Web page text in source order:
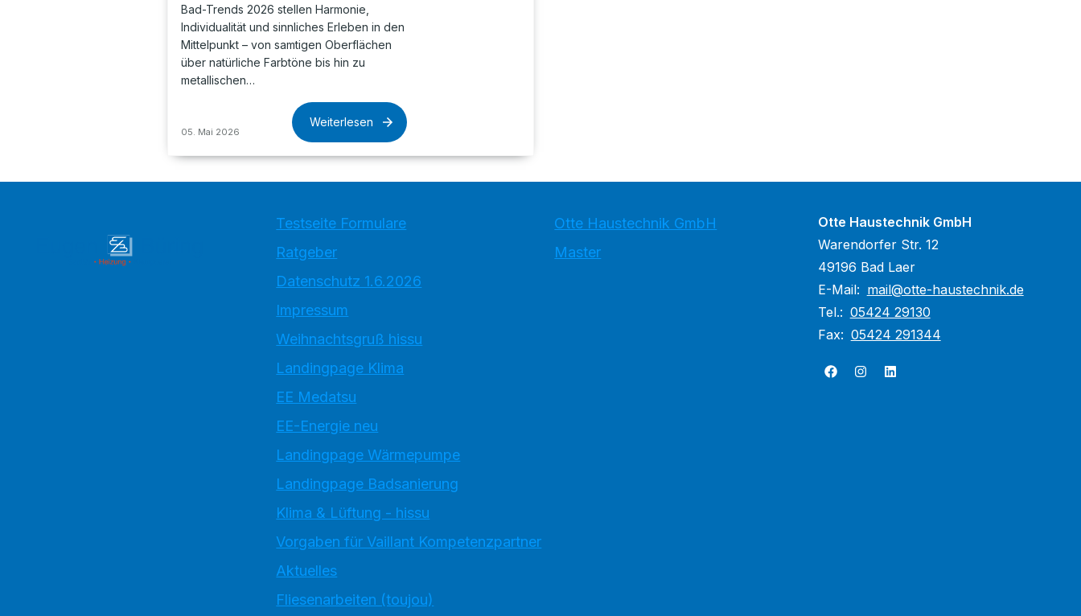
Bad-Trends 2026 stellen Harmonie,
Individualität und sinnliches Erleben in den
Mittelpunkt – von samtigen Oberflächen
über natürliche Farbtöne bis hin zu
metallischen…
05. Mai 2026
Weiterlesen
Testseite Formulare
Ratgeber
Datenschutz 1.6.2026
Impressum
Weihnachtsgruß hissu
Landingpage Klima
EE Medatsu
EE-Energie neu
Landingpage Wärmepumpe
Landingpage Badsanierung
Klima & Lüftung - hissu
Vorgaben für Vaillant Kompetenzpartner
Aktuelles
Fliesenarbeiten (toujou)
Otte Haustechnik GmbH
Master
Otte Haustechnik GmbH
Warendorfer Str. 12
49196 Bad Laer
E-Mail: mail@otte-haustechnik.de
Tel.: 05424 29130
Fax: 05424 291344